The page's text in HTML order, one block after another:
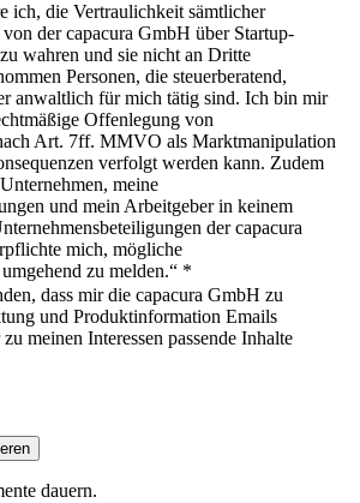
ich, die Vertraulichkeit sämtlicher
der capacura GmbH über Startup-
wahren und sie nicht an Dritte
Personen, die steuerberatend,
anwaltlich für mich tätig sind. Ich bin mir
Offenlegung von
Art. 7ff. MMVO als Marktmanipulation
verfolgt werden kann. Zudem
meine
und mein Arbeitgeber in keinem
der capacura
mich, mögliche
zu melden.“ *
dass mir die capacura GmbH zu
und Produktinformation Emails
meinen Interessen passende Inhalte
dauern.